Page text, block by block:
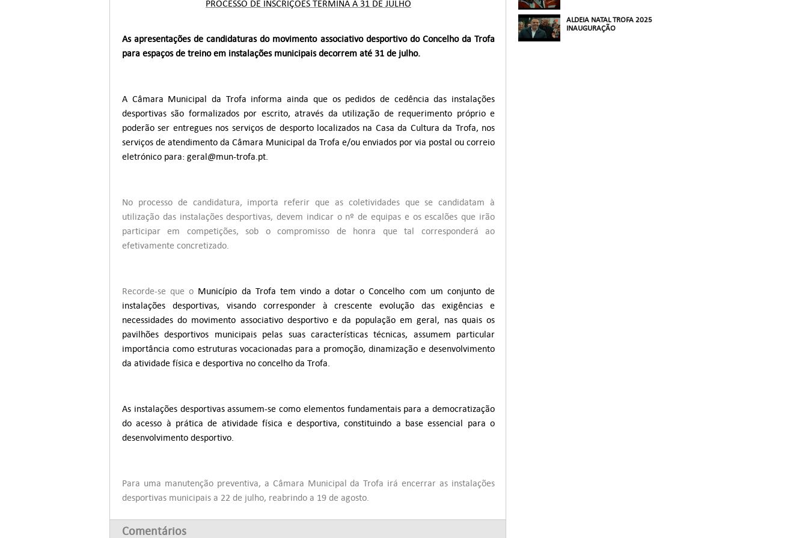
PROCESSO DE INSCRIÇÕES TERMINA A 31 DE JULHO
As apresentações de candidaturas do movimento associativo desportivo do Concelho da Trofa
para espaços de treino em instalações municipais decorrem até 31 de julho.
A Câmara Municipal da Trofa informa ainda que os pedidos de cedência das instalações
desportivas são formalizados por escrito, através da utilização de requerimento próprio e
poderão ser entregues nos serviços de desporto localizados na Casa da Cultura da Trofa, nos
serviços de atendimento da Câmara Municipal da Trofa e/ou enviados por via postal ou correio
eletrónico para: geral@mun-trofa.pt
No processo de candidatura, importa referir que as coletividades que se candidatam à
utilização das instalações desportivas, devem indicar o nº de equipas e os escalões que irão
participar em competições, sob o compromisso de honra que tal corresponderá ao
efetivamente concretizado.
Recorde-se que o Município da Trofa tem vindo a dotar o Concelho com um conjunto de
instalações desportivas, visando corresponder à crescente evolução das exigências e
necessidades do movimento associativo desportivo e da população em geral, nas quais os
pavilhões desportivos municipais pelas suas características técnicas, assumem particular
importância como estruturas vocacionadas para a promoção, dinamização e desenvolvimento
da atividade física e desportiva no concelho da Trofa.
As instalações desportivas assumem-se como elementos fundamentais para a democratização
do acesso à prática de atividade física e desportiva, constituindo a base essencial para o
desenvolvimento desportivo.
Para uma manutenção preventiva, a Câmara Municipal da Trofa irá encerrar as instalações
desportivas municipais a 22 de julho, reabrindo a 19 de agosto.
Comentários
ALDEIA NATAL TROFA 2025
INAUGURAÇÃO